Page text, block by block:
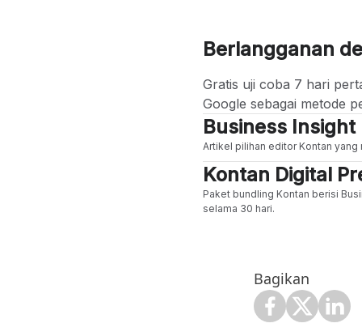
Berlangganan
Gratis uji coba 7 hari
Google sebagai metode
Business Insight
Artikel pilihan editor Kontan
Kontan Digital
Paket bundling Kontan berisi
selama 30 hari.
Bagikan